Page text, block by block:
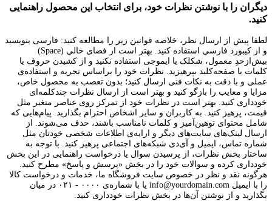
دیگران را با نوشتن نظرات خود، برای انتخاب این محصول راهنمایی
کنید.
لطفا پیش از ارسال نظر، خلاصه قوانین زیر را مطالعه کنید: فارسی بنویسید
و از کیبورد فارسی استفاده کنید. بهتر است از فضای خالی (Space)
بیش‌از‌حدِ معمول، شکلک یا ایموجی استفاده نکنید و از کشیدن حروف یا
کلمات با صفحه‌کلید بپرهیزید. نظرات خود را براساس تجربه و استفاده‌ی
عملی و با دقت به نکات فنی ارسال کنید؛ بدون تعصب به محصول خاص،
مزایا و معایب را بازگو کنید و بهتر است از ارسال نظرات چندکلمه‌‌ای
خودداری کنید. بهتر است در نظرات خود از تمرکز روی عناصر متغیر مثل
قیمت، پرهیز کنید. به کاربران و سایر اشخاص احترام بگذارید. پیام‌هایی که
شامل محتوای توهین‌آمیز و کلمات نامناسب باشند، حذف می‌شوند. از
ارسال لینک‌های سایت‌های دیگر و ارایه‌ی اطلاعات شخصی خودتان مثل
شماره تماس، ایمیل و آی‌دی شبکه‌های اجتماعی پرهیز کنید. با توجه به
ساختار بخش نظرات، از پرسیدن سوال یا درخواست راهنمایی در این بخش
خودداری کرده و سوالات خود را در بخش «پرسش و پاسخ» مطرح کنید.
هرگونه نقد و نظر در خصوص سایت فروشگاه ما، خدمات و درخواست کالا
را با ایمیل info@yourdomain.com یا با شماره‌ی ۰۰۰۰ - ۰۲۱ در میان
بگذارید و از نوشتن آن‌ها در بخش نظرات خودداری کنید.